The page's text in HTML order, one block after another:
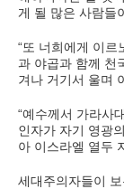
게 될 많은 사람들
“또 너희에게 이르
과 야곱과 함께 천
겨나 거기서 울며
“예수께서 가라사
인자가 자기 영광
아 이스라엘 열두
세대주의자들이